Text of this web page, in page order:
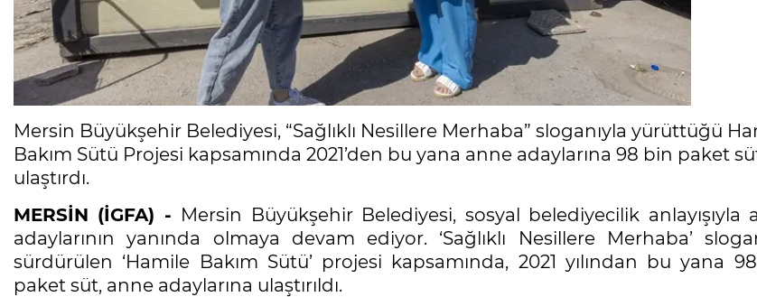
Mersin Büyükşehir Belediyesi, “Sağlıklı Nesillere Merhaba” sloganıyla yürüttüğü
Bakım Sütü Projesi kapsamında 2021’den bu yana anne adaylarına 98 bin paket
ulaştırdı.
MERSİN (İGFA) - Mersin Büyükşehir Belediyesi, sosyal belediyecilik anlayışıyla
adaylarının yanında olmaya devam ediyor. ‘Sağlıklı Nesillere Merhaba’
sürdürülen ‘Hamile Bakım Sütü’ projesi kapsamında, 2021 yılından bu yana
paket süt, anne adaylarına ulaştırıldı.